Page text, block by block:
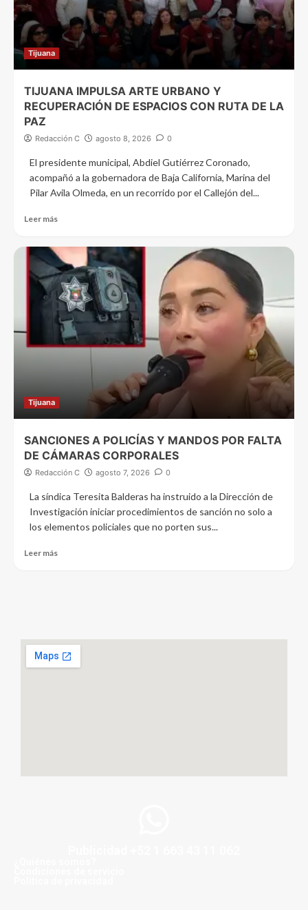
Tijuana
TIJUANA IMPULSA ARTE URBANO Y
RECUPERACIÓN DE ESPACIOS CON RUTA DE LA
PAZ
Redacción C agosto 8, 2026 0
El presidente municipal, Abdiel Gutiérrez Coronado,
acompañó a la gobernadora de Baja California, Marina del
Pilar Avila Olmeda, en un recorrido por el Callejón del...
Leer más
Tijuana
SANCIONES A POLICÍAS Y MANDOS POR FALTA
DE CÁMARAS CORPORALES
Redacción C agosto 7, 2026 0
La síndica Teresita Balderas ha instruido a la Dirección de
Investigación iniciar procedimientos de sanción no solo a
los elementos policiales que no porten sus...
Leer más